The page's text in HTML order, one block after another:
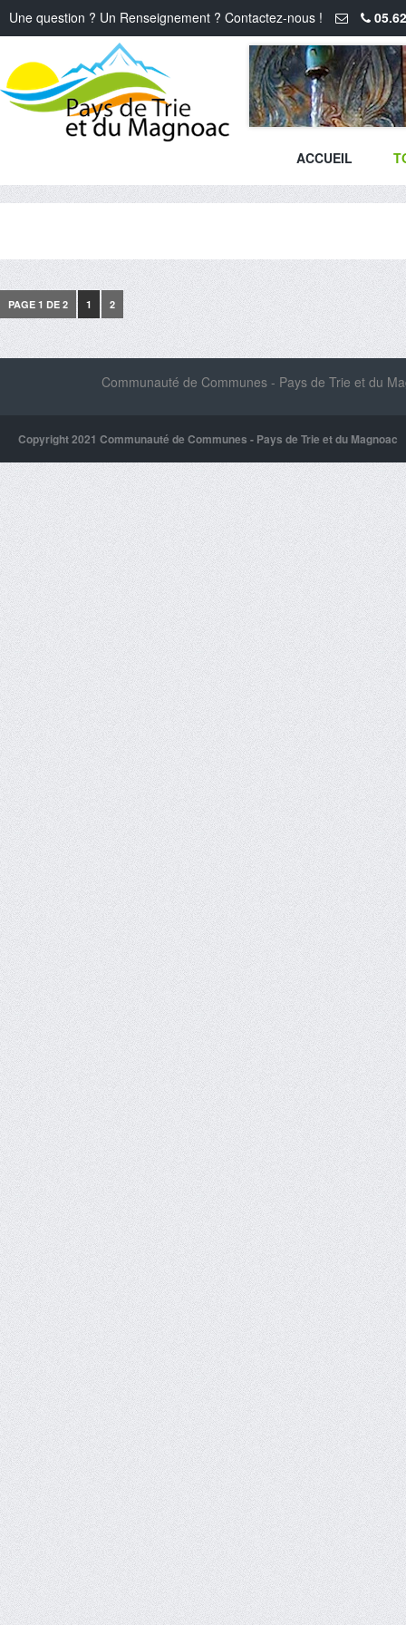
Une question ? Un Renseignement ? Contactez-nous !
ACCUEIL
PAGE 1 DE 2 1 2
Communauté de Communes - Pays de Trie et du
Copyright 2021 Communauté de Communes - Pays de Trie et du Magnoac